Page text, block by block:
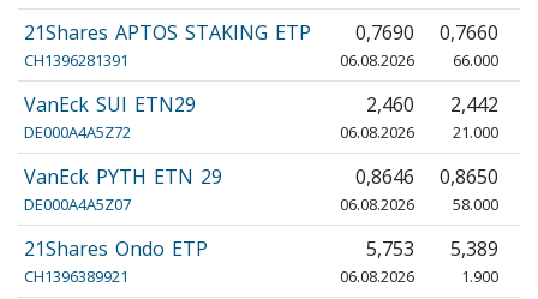
21Shares APTOS STAKING ETP
CH1396281391
0,7690
06.08.2026
0,7660
66.000
VanEck SUI ETN29
DE000A4A5Z72
2,460
06.08.2026
2,442
21.000
VanEck PYTH ETN 29
DE000A4A5Z07
0,8646
06.08.2026
0,8650
58.000
21Shares Ondo ETP
CH1396389921
5,753
06.08.2026
5,389
1.900